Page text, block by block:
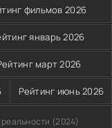
фильмов 2026
январь 2026
март 2026
Рейтинг июнь 2026
реальности (2024)